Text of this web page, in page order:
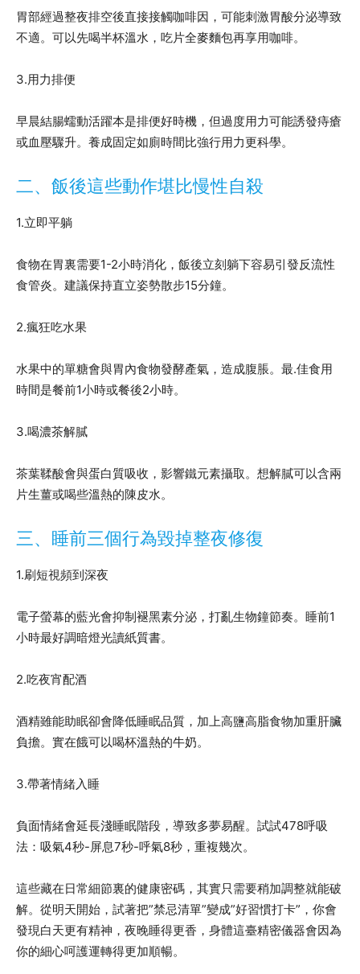
胃部經過整夜排空後直接接觸咖啡因，可能刺激胃酸分泌導致
不適。可以先喝半杯溫水，吃片全麥麵包再享用咖啡。
3.用力排便
早晨結腸蠕動活躍本是排便好時機，但過度用力可能誘發痔瘡
或血壓驟升。養成固定如廁時間比強行用力更科學。
二、飯後這些動作堪比慢性自殺
1.立即平躺
食物在胃裏需要1-2小時消化，飯後立刻躺下容易引發反流性
食管炎。建議保持直立姿勢散步15分鐘。
2.瘋狂吃水果
水果中的單糖會與胃內食物發酵產氣，造成腹脹。最.佳食用
時間是餐前1小時或餐後2小時。
3.喝濃茶解膩
茶葉鞣酸會與蛋白質吸收，影響鐵元素攝取。想解膩可以含兩
片生薑或喝些溫熱的陳皮水。
三、睡前三個行為毀掉整夜修復
1.刷短視頻到深夜
電子螢幕的藍光會抑制褪黑素分泌，打亂生物鐘節奏。睡前1
小時最好調暗燈光讀紙質書。
2.吃夜宵配酒
酒精雖能助眠卻會降低睡眠品質，加上高鹽高脂食物加重肝臟
負擔。實在餓可以喝杯溫熱的牛奶。
3.帶著情緒入睡
負面情緒會延長淺睡眠階段，導致多夢易醒。試試478呼吸
法：吸氣4秒-屏息7秒-呼氣8秒，重複幾次。
這些藏在日常細節裏的健康密碼，其實只需要稍加調整就能破
解。從明天開始，試著把”禁忌清單”變成”好習慣打卡”，你會
發現白天更有精神，夜晚睡得更香，身體這臺精密儀器會因為
你的細心呵護運轉得更加順暢。